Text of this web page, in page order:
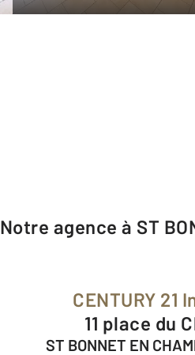
Notre agence à ST
CENTURY
11 place du
ST BONNET EN